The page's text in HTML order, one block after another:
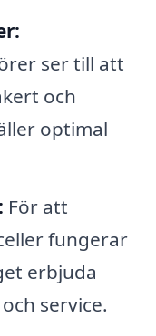
ser till att
och
optimal
För att
fungerar
erbjuda
service.